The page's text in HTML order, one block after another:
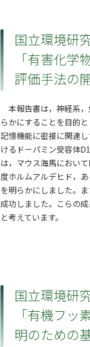
国立環境研
「有害化
評価手法の
本報告書は，神経系
らかにすることを目的
記憶機能に密接に関連
けるドーパミン受容体
は，マウス海馬におい
度ホルムアルデヒド，
を明らかにしました。
成功しました。こらの
と考えています。
国立環境研
「有機フ
明のための